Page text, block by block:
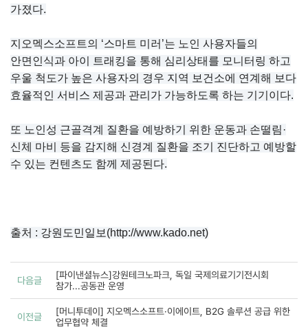
가졌다.
지오멕스소프트의 ‘스마트 미러’는 노인 사용자들의
안면인식과 아이 트래킹을 통해 심리상태를 모니터링 하고
우울 척도가 높은 사용자의 경우 지역 보건소에 연계해 보다
효율적인 서비스 제공과 관리가 가능하도록 하는 기기이다.
또 노인성 근골격계 질환을 예방하기 위한 운동과 손떨림·
신체 마비 등을 감지해 신경계 질환을 조기 진단하고 예방할
수 있는 컨텐츠도 함께 제공된다.
출처 : 강원도민일보(http://www.kado.net)
다음글
[파이낸셜뉴스]강원테크노파크, 독일 국제의료기기전시회
참가...공동관 운영
이전글
[머니투데이] 지오멕스소프트·이에이트, B2G 솔루션 공급 위한
업무협약 체결